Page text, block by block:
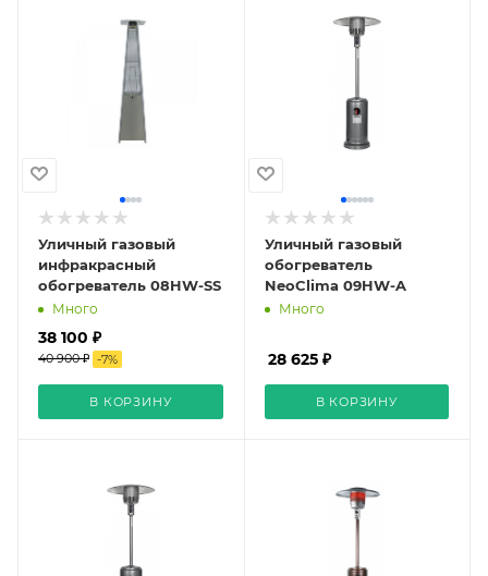
Уличный газовый
инфракрасный
обогреватель 08HW-SS
Много
38 100 ₽
40 900 ₽ -7%
В КОРЗИНУ
Уличный газовый
обогреватель
NeoClima 09HW-A
Много
28 625 ₽
В КОРЗИНУ